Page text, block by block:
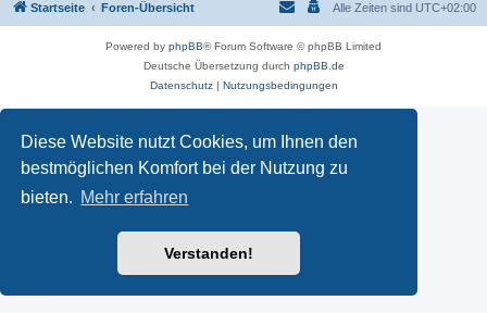
Diese Website nutzt Cookies, um Ihnen den
bestmöglichen Komfort bei der Nutzung zu
bieten. Mehr erfahren
Verstanden!
Startseite Foren-Übersicht Alle Zeiten sind UTC+02:00
Powered by phpBB® Forum Software © phpBB Limited
Deutsche Übersetzung durch phpBB.de
Datenschutz| Nutzungsbedingungen